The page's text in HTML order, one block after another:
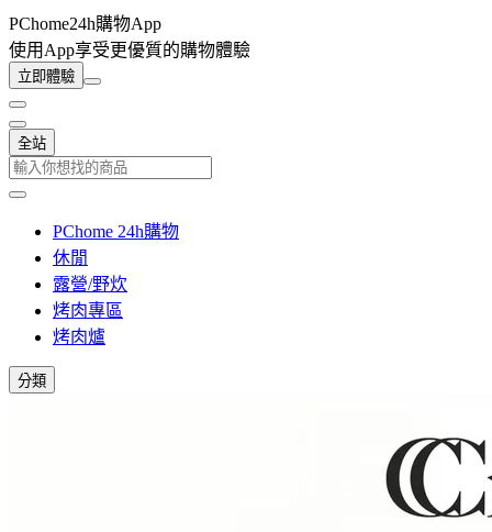
PChome24h購物App
使用App享受更優質的購物體驗
立即體驗
全站
PChome 24h購物
休閒
露營/野炊
烤肉專區
烤肉爐
分類